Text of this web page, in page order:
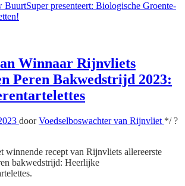
BuurtSuper presenteert: Biologische Groente-
Winnaar Rijnvliets
Peren Bakwedstrijd 2023:
doorVoedselboswachter van Rijnvliet */ ?
winnende recept van Rijnvliets allereerste
bakwedstrijd: Heerlijke